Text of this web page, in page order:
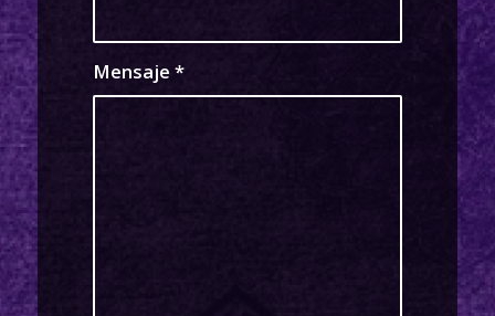
Mensaje *